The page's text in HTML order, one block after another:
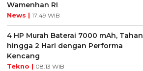
Wamenhan RI
News | 17:49 WIB
4 HP Murah Baterai 7000 mAh, Tahan
hingga 2 Hari dengan Performa
Kencang
Tekno | 08:13 WIB